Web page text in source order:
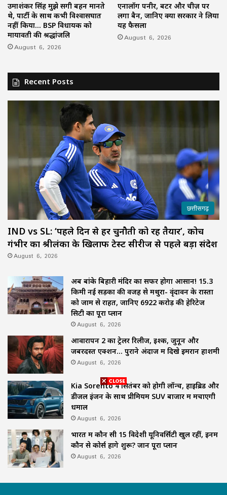
उमाशंकर सिंह मुझे सगी बहन मानते
थे, पार्टी के साथ कभी विश्वासघात
नहीं किया… BSP विधायक को
मायावती की श्रद्धांजलि
August 6, 2026
एनालॉग पनीर, बटर और चीज़ पर
लगा बैन, जानिए क्यों सरकार ने लिया
यह फैसला
August 6, 2026
Recent Posts
छत्तीसगढ़
IND vs SL: ‘पहले दिन से हर चुनौती को रहें तैयार’, कोच
गंभीर का श्रीलंका के खिलाफ टेस्ट सीरीज से पहले बड़ा संदेश
August 6, 2026
अब बांके बिहारी मंदिर का सफर होगा आसान! 15.3
किमी नई सड़कों की वजह से मथुरा- वृंदावन के रास्तों
को जाम से राहत, जानिए 6922 करोड़ की हेरिटेज
सिटी का पूरा प्लान
August 6, 2026
आवारापन 2 का ट्रेलर रिलीज, इश्क, जुनून और
जबरदस्त एक्शन… पुराने अंदाज में दिखे इमरान हाशमी
August 6, 2026
Kia Sorento 4 सितंबर को होगी लॉन्च, हाइब्रिड और
डीजल इंजन के साथ प्रीमियम SUV बाजार में मचाएगी
धमाल
August 6, 2026
भारत में कौन सी 15 विदेशी यूनिवर्सिटी खुल रहीं, इनमें
कौन से कोर्स होंगे शुरू? जानें पूरा प्लान
August 6, 2026